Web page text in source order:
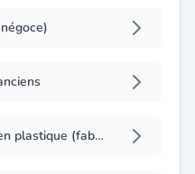
Matériaux de construction en plastique (fabrication)